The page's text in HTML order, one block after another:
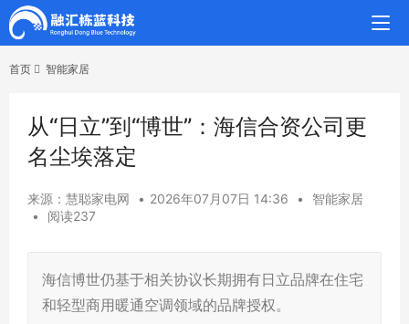
首页 智能家居
从“日立”到“博世”：海信合资公司更
名尘埃落定
来源：慧聪家电网 • 2026年07月07日 14:36 •
智能家居
•
阅读237
海信博世仍基于相关协议长期拥有日立品牌在住宅
和轻型商用暖通空调领域的品牌授权。